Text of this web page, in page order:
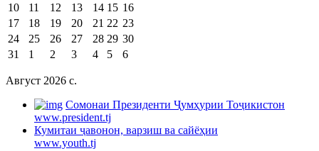
10
11 12 13 14 15 16
17
18 19 20 21 22 23
24
25 26 27 28 29 30
31
1 2 3 4 5 6
Август 2026 c.
Cомонаи Президенти Ҷумҳурии Тоҷикистон
www.president.tj
Кумитаи ҷавонон, варзиш ва сайёҳии
www.youth.tj